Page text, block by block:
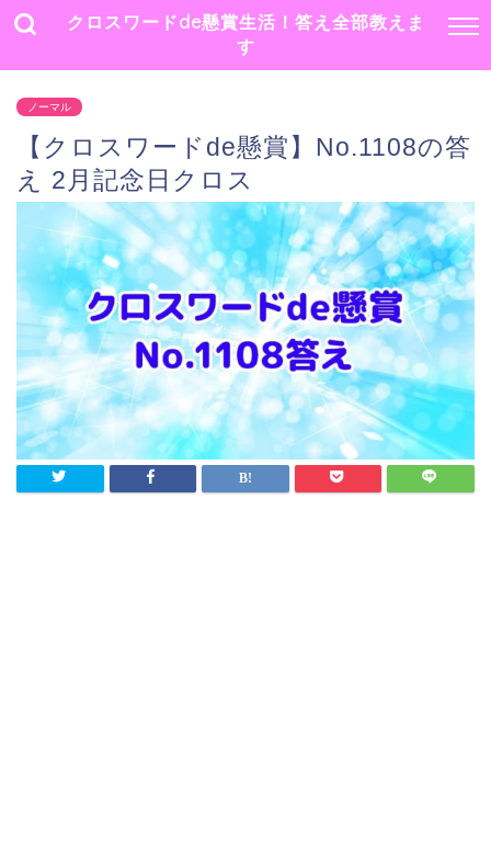
クロスワードde懸賞生活！答え全部教えま
す
ノーマル
【クロスワードde懸賞】No.1108の答
え 2月記念日クロス